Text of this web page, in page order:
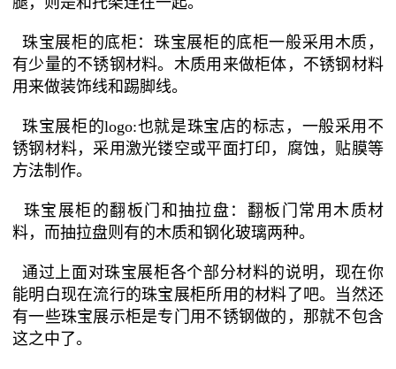
珠宝展柜的底柜：珠宝展柜的底柜一般采用木质，
有少量的不锈钢材料。木质用来做柜体，不锈钢材料
用来做装饰线和踢脚线。
珠宝展柜的logo:也就是珠宝店的标志，一般采用不
锈钢材料，采用激光镂空或平面打印，腐蚀，贴膜等
方法制作。
珠宝展柜的翻板门和抽拉盘：翻板门常用木质材
料，而抽拉盘则有的木质和钢化玻璃两种。
通过上面对珠宝展柜各个部分材料的说明，现在你
能明白现在流行的珠宝展柜所用的材料了吧。当然还
有一些珠宝展示柜是专门用不锈钢做的，那就不包含
这之中了。